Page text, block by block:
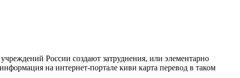
России создают затруднения, или элементарно
на интернет-портале киви карта перевод в таком